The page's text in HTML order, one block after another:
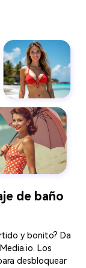
de baño
y bonito? Da
Los
desbloquear